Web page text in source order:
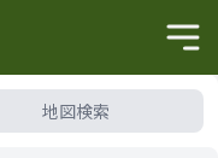
地図検索